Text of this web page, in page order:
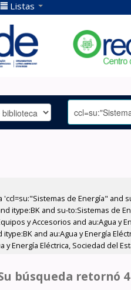
Listas
de Energía" and
itype:BK and su-to:Sistemas de
y Accesorios and au:Agua y
and au:Agua y Energía
y Energía Eléctrica, Sociedad del
búsqueda retornó